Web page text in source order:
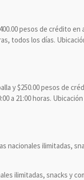
pesos de crédito en
todos los días.
y $250.00 pesos de
a 21:00 horas.
nacionales ilimitadas,
ilimitadas, snacks y